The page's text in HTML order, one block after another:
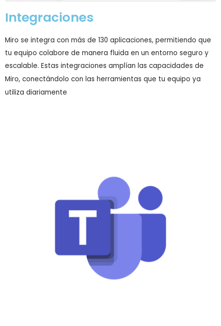
Integraciones
Miro se integra con más de 130 aplicaciones, permitiendo que
tu equipo colabore de manera fluida en un entorno seguro y
escalable. Estas integraciones amplían las capacidades de
Miro, conectándolo con las herramientas que tu equipo ya
utiliza diariamente